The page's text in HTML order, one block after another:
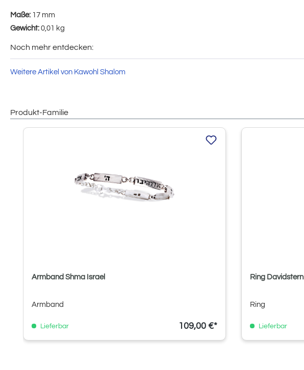
Maße: 17 mm
Gewicht: 0,01 kg
Noch mehr entdecken:
Weitere Artikel von Kawohl Shalom
Produkt-Familie
Produktgalerie überspringen
Armband Shma Israel
Armband
Lieferbar 109,00 €*
Ring Davidstern
Ring
Lieferbar